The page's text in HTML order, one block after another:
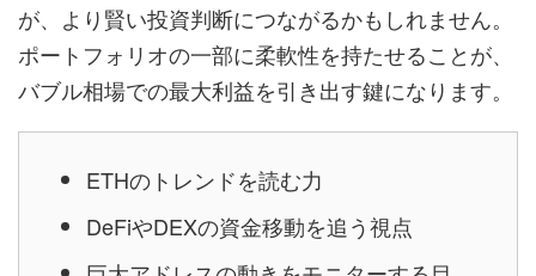
が、より賢い投資判断につながるかもしれません。
ポートフォリオの一部に柔軟性を持たせることが、
バブル相場での最大利益を引き出す鍵になります。
ETHのトレンドを読む力
DeFiやDEXの資金移動を追う視点